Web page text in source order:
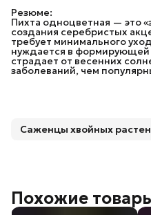
Резюме:
Пихта одноцветная — это
создания серебристых
требует минимального
нуждается в формирующей
страдает от весенних
заболеваний, чем
Саженцы хвойных
Похожие